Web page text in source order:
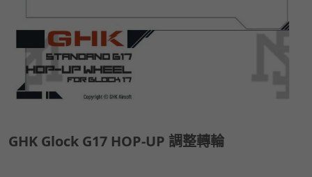
GHK Glock G17 HOP-UP 調整轉輪